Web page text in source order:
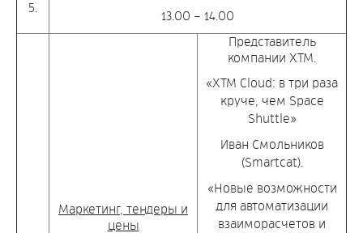
5.
13.00 – 14.00
Маркетинг, тендеры и
цены
Представитель
компании XTM.
«XTM Cloud: в три раза
круче, чем Space
Shuttle»
Иван Смольников
(Smartcat).
«Новые возможности
для автоматизации
взаиморасчетов и